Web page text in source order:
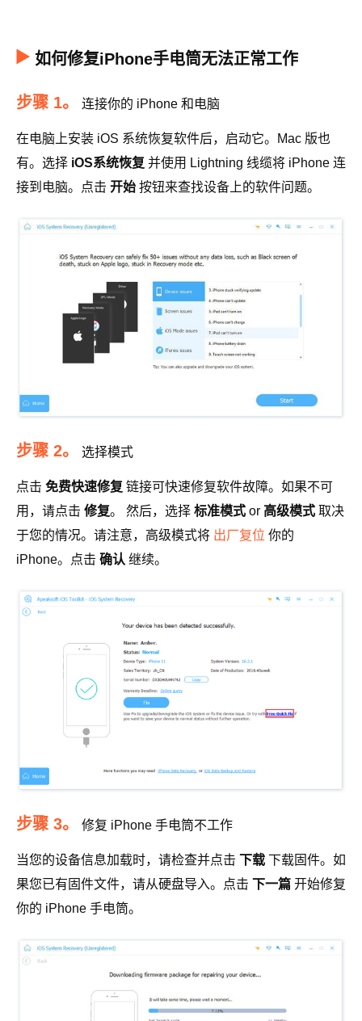
如何修复iPhone手电筒无法正常工作
步骤 1。 连接你的 iPhone 和电脑
在电脑上安装 iOS 系统恢复软件后，启动它。Mac 版也
有。选择 iOS系统恢复 并使用 Lightning 线缆将 iPhone 连
接到电脑。点击 开始 按钮来查找设备上的软件问题。
步骤 2。 选择模式
点击 免费快速修复 链接可快速修复软件故障。如果不可
用，请点击 修复。 然后，选择 标准模式 or 高级模式 取决
于您的情况。请注意，高级模式将 出厂复位 你的
iPhone。点击 确认 继续。
步骤 3。 修复 iPhone 手电筒不工作
当您的设备信息加载时，请检查并点击 下载 下载固件。如
果您已有固件文件，请从硬盘导入。点击 下一篇 开始修复
你的 iPhone 手电筒。